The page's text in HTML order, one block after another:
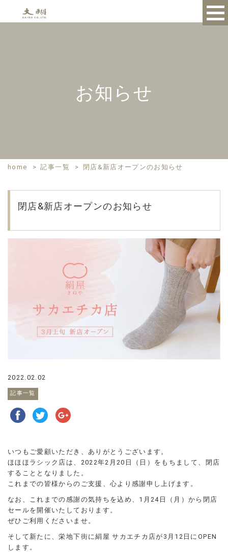
お知らせ
home > 記事一覧 > 閉店&新店オープンのお知らせ
閉店&新店オープンのお知らせ
2022.02.02
記事一覧
いつもご愛顧いただき、ありがとうございます。
ほほほラシック店は、2022年2月20日（日）をもちまして、閉店
することとなりました。
これまでの皆様からのご支援、心より感謝申し上げます。
なお、これまでの感謝の気持ちを込め、1月24日（月）から閉店
セールを開催いたしております。
ぜひご利用くださいませ。
そして新たに、栄地下街に絹屋 サカエチカ店が3月12日にOPEN
します。